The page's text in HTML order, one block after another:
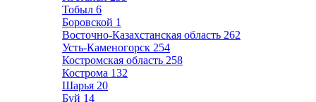
Тобыл 6
Боровской 1
Восточно-Казахстанская область 262
Усть-Каменогорск 254
Костромская область 258
Кострома 132
Шарья 20
Буй 14